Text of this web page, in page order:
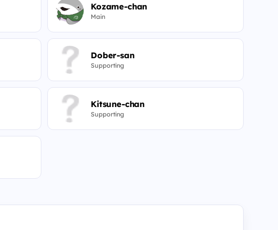
Kozame-chan
Main
Dober-san
Supporting
Kitsune-chan
Supporting